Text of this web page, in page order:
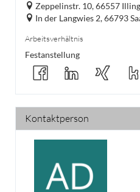
Zeppelinstr. 10, 66557
In der Langwies 2, 66793
Arbeitsverhältnis
Festanstellung
Kontaktperson